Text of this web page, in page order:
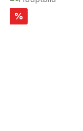
Rabatt
%